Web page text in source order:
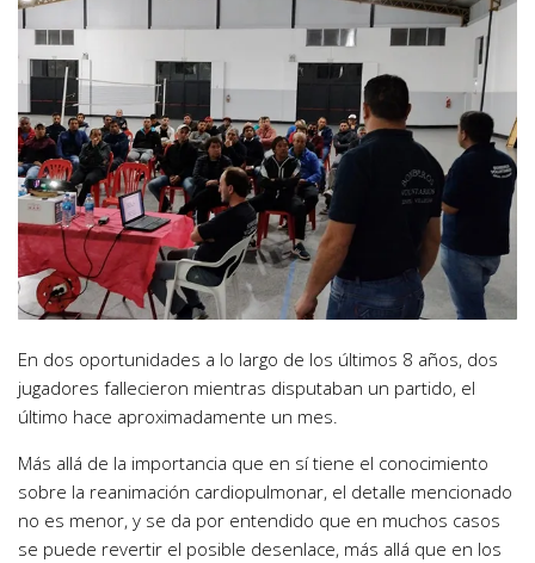
En dos oportunidades a lo largo de los últimos 8 años, dos
jugadores fallecieron mientras disputaban un partido, el
último hace aproximadamente un mes.
Más allá de la importancia que en sí tiene el conocimiento
sobre la reanimación cardiopulmonar, el detalle mencionado
no es menor, y se da por entendido que en muchos casos
se puede revertir el posible desenlace, más allá que en los